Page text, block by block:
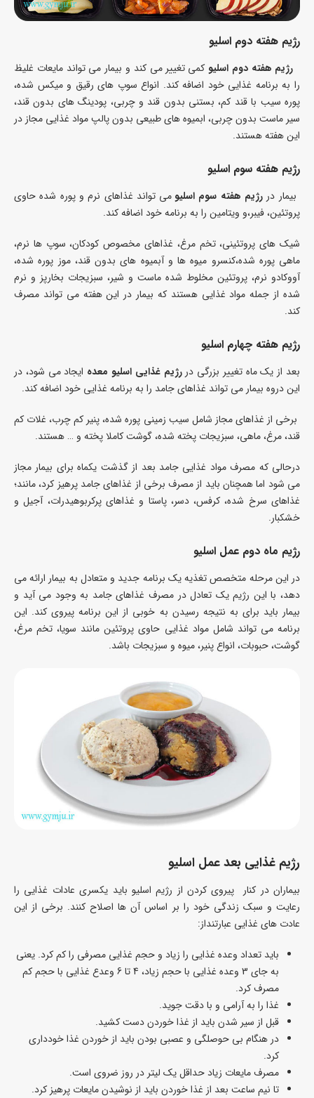
رژیم هفته دوم اسلیو
رژیم هفته دوم اسلیو کمی تغییر می کند و بیمار می تواند مایعات غلیظ
را به برنامه غذایی خود اضافه کند. انواع سوپ های رقیق و میکس شده،
پوره سیب با قند کم، بستنی بدون قند و چربی، پودینگ های بدون قند،
سیر ماست بدون چربی، ابمیوه های طبیعی بدون پالپ مواد غذایی مجاز در
این هفته هستند.
رژیم هفته سوم اسلیو
بیمار در رژیم هفته سوم اسلیومی تواند غذاهای نرم و پوره شده حاوی
پروتئین، فیبر،و ویتامین را به برنامه خود اضافه کند.
شیک های پروتئینی، تخم مرغ، غذاهای مخصوص کودکان، سوپ ها نرم،
ماهی پوره شده،کنسرو میوه ها و آبمیوه های بدون قند، موز پوره شده،
آووکادو نرم، پروتئین مخلوط شده ماست و شیر، سبزیجات بخارپز و نرم
شده از جمله مواد غذایی هستند که بیمار در این هفته می تواند مصرف
کند.
رژیم هفته چهارم اسلیو
بعد از یک ماه تغییر بزرگی دررژیم غذایی اسلیو معده ایجاد می شود، در
این دروه بیمار می تواند غذاهای جامد را به برنامه غذایی خود اضافه کند.
برخی از غذاهای مجاز شامل سیب زمینی پوره شده، پنیر کم چرب، غلات کم
قند، مرغ، ماهی، سبزیجات پخته شده، گوشت کاملا پخته و … هستند.
درحالی که مصرف مواد غذایی جامد بعد از گذشت یکماه برای بیمار مجاز
می شود اما همچنان باید از مصرف برخی از غذاهای جامد پرهیز کرد، مانند؛
غذاهای سرخ شده، کرفس، دسر، پاستا و غذاهای پرکربوهیدرات، آجیل و
خشکبار.
رژیم ماه دوم عمل اسلیو
در این مرحله متخصص تغذیه یک برنامه جدید و متعادل به بیمار ارائه می
دهد، با این رژیم یک تعادل در مصرف غذاهای جامد به وجود می آید و
بیمار باید برای به نتیجه رسیدن به خوبی از این برنامه پیروی کند. این
برنامه می تواند شامل مواد غذایی حاوی پروتئین مانند سویا، تخم مرغ،
گوشت، حبوبات، انواع پنیر، میوه و سبزیجات باشد.
رژیم غذایی بعد عمل اسلیو
بیماران در کنار پیروی کردن از رژیم اسلیو باید یکسری عادات غذایی را
رعایت و سبک زندگی خود را بر اساس آن ها اصلاح کنند. برخی از این
عادت های غذایی عبارتنداز:
باید تعداد وعده غذایی را زیاد و حجم غذایی مصرفی را کم کرد. یعنی
به جای 3 وعده غذایی با حجم زیاد، 4 تا 6 وعدع غذایی با حجم کم
مصرف کرد.
غذا را به آرامی و با دقت جوید.
قبل از سیر شدن باید از غذا خوردن دست کشید.
در هنگام بی حوصلگی و عصبی بودن باید از خوردن غذا خودداری
کرد.
مصرف مایعات زیاد حداقل یک لیتر در روز ضروی است.
تا نیم ساعت بعد از غذا خوردن باید از نوشیدن مایعات پرهیز کرد.